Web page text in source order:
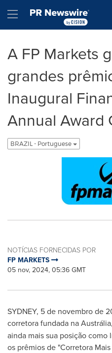
Hamburger menu
A FP Markets
grandes
Inaugural
Annual Award
BRAZIL - Portuguese
NOTÍCIAS FORNECIDAS POR
FP MARKETS
05 nov, 2024, 05:36 GMT
SYDNEY, 5 de novembro de
corretora fundada na Austrália,
ainda mais sua posição
os prêmios de "Corretora